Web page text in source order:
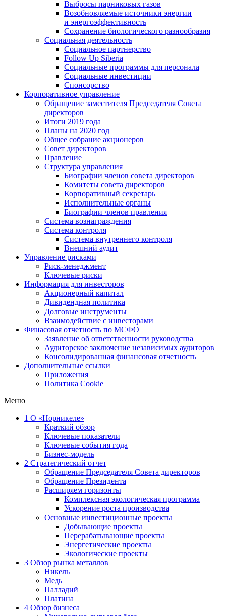
Выбросы парниковых газов
Возобновляемые источники энергии
и энергоэффективность
Сохранение биологического разнообразия
Социальная деятельность
Социальное партнерство
Follow Up Siberia
Социальные программы для персонала
Социальные инвестиции
Спонсорство
Корпоративное управление
Обращение заместителя Председателя Совета
директоров
Итоги 2019 года
Планы на 2020 год
Общее собрание акционеров
Совет директоров
Правление
Структура управления
Биографии членов совета директоров
Комитеты совета директоров
Корпоративный секретарь
Исполнительные органы
Биографии членов правления
Система вознаграждения
Система контроля
Система внутреннего контроля
Внешний аудит
Управление рисками
Риск-менеджмент
Ключевые риски
Информация для инвесторов
Акционерный капитал
Дивидендная политика
Долговые инструменты
Взаимодействие с инвеcторами
Финасовая отчетность по МСФО
Заявление об ответственности руководства
Аудиторское заключение независимых аудиторов
Консолидированная финансовая отчетность
Дополнительные ссылки
Приложения
Политика Cookie
Меню
1 О «Норникеле»
Краткий обзор
Ключевые показатели
Ключевые события года
Бизнес-модель
2 Стратегический отчет
Обращение Председателя Совета директоров
Обращение Президента
Расширяем горизонты
Комплексная экологическая программа
Ускорение роста производства
Основные инвестиционные проекты
Добывающие проекты
Перерабатывающие проекты
Энергетические проекты
Экологические проекты
3 Обзор рынка металлов
Никель
Медь
Палладий
Платина
4 Обзор бизнеса